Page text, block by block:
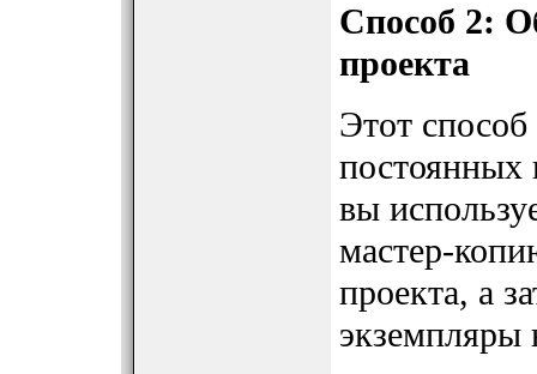
Способ 2:
проекта
Этот
постоянных
вы
мастер-
проекта, а
экземпляры